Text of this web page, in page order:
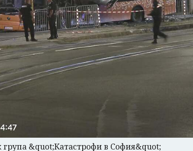
&quot;Катастрофи в София&quot;